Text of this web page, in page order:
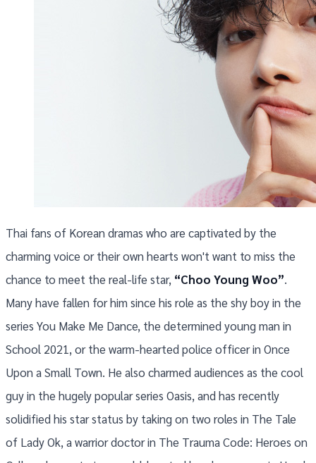
Thai fans of Korean dramas who are captivated by the
charming voice or their own hearts won't want to miss the
chance to meet the real-life star, “Choo Young Woo”.
Many have fallen for him since his role as the shy boy in the
series You Make Me Dance, the determined young man in
School 2021, or the warm-hearted police officer in Once
Upon a Small Town. He also charmed audiences as the cool
guy in the hugely popular series Oasis, and has recently
solidified his star status by taking on two roles in The Tale
of Lady Ok, a warrior doctor in The Trauma Code: Heroes on